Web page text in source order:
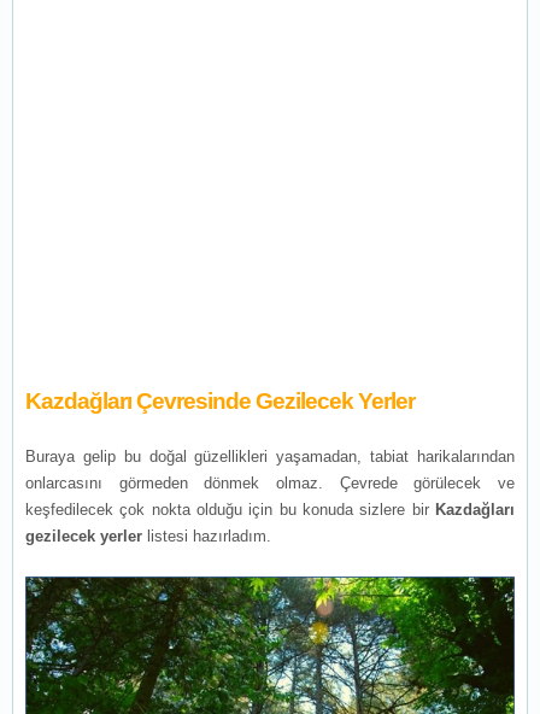
Kazdağları Çevresinde Gezilecek Yerler
Buraya gelip bu doğal güzellikleri yaşamadan, tabiat harikalarından
onlarcasını görmeden dönmek olmaz. Çevrede görülecek ve
keşfedilecek çok nokta olduğu için bu konuda sizlere bir Kazdağları
gezilecek yerler listesi hazırladım.